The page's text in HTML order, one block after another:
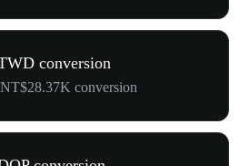
conversion
conversion